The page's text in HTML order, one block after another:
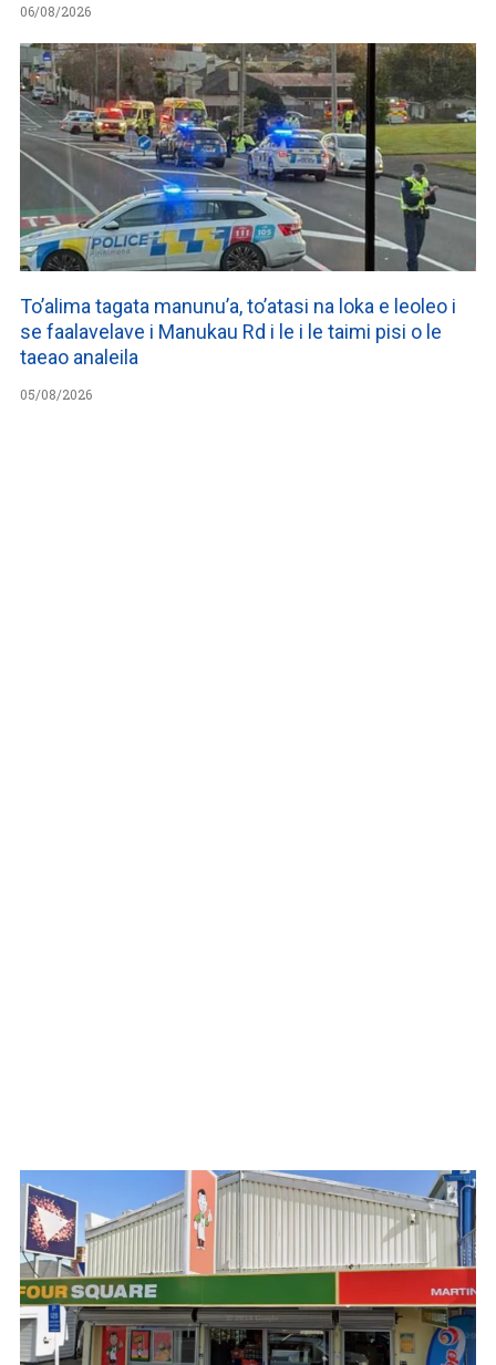
06/08/2026
To’alima tagata manunu’a, to’atasi na loka e leoleo i
se faalavelave i Manukau Rd i le i le taimi pisi o le
taeao analeila
05/08/2026